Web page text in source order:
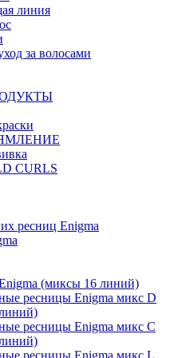
линия
за волосами
CURLS
ресниц Enigma
(миксы 16 линий)
ресницы Enigma микс D
ресницы Enigma микс C